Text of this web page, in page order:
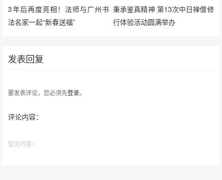
3年后再度亮相！法师与广州书
法名家一起“新春送福”
秉承鉴真精神 第13次中日禅僧修
行体验活动圆满举办
发表回复
要发表评论，您必须先登录。
评论内容：
暂无内容~